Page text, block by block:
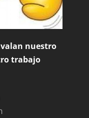
nuestro
trabajo